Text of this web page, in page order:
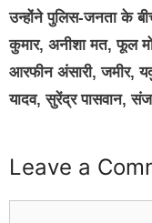
उन्होंने पुलिस-जनता के
कुमार, अनीशा मत, फूल
आरफीन अंसारी, जमीर,
यादव, सुरेंद्र पासवान,
Leave a